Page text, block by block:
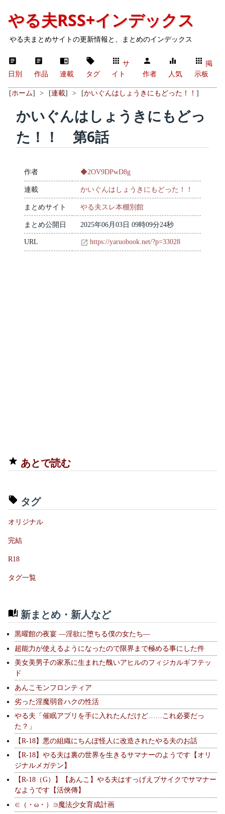
やる夫RSS+インデックス
やる夫まとめサイトの更新情報と、まとめのインデックス
日別 作品 連載 タグ
サ
イト
作者 人気
掲
示板
[ホーム] > [連載] > [かいぐんはしょうきにもどった！！ ]
かいぐんはしょうきにもどっ
た！！ 第6話
作者 ◆2OV9DPwD8g
連載 かいぐんはしょうきにもどった！！
まとめサイト やる夫スレ本棚別館
まとめ公開日 2025年06月03日 09時09分24秒
URL https://yaruobook.net/?p=33028
あとで読む
タグ
オリジナル
完結
R18
タグ一覧
新まとめ・新人など
黒曜館の夜宴 —淫欲に堕ちる僕の女たち—
超能力が使えるようになったので限界まで極める事にした件
美女美男子の家系に生まれた醜いアヒルのフィジカルギフテッ
ド
あんこモンフロンティア
劣った淫魔弱音ハクの性活
やる夫「催眠アプリを手に入れたんだけど……これ必要だっ
た？」
【R-18】悪の組織にちんぽ怪人に改造されたやる夫のお話
【R-18】やる夫は裏の世界を生きるサマナーのようです【オリ
ジナルメガテン】
【R-18（G）】【あんこ】やる夫はすっげえブサイクでサマナー
なようです【活俠傳】
∈（・ω・）∋魔法少女育成計画